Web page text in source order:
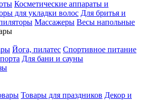
Косметические аппараты и
для укладки волос Для бритья и
Массажеры Весы напольные
Йога, пилатес Спортивное питание
Для бани и сауны
Товары для праздников Декор и